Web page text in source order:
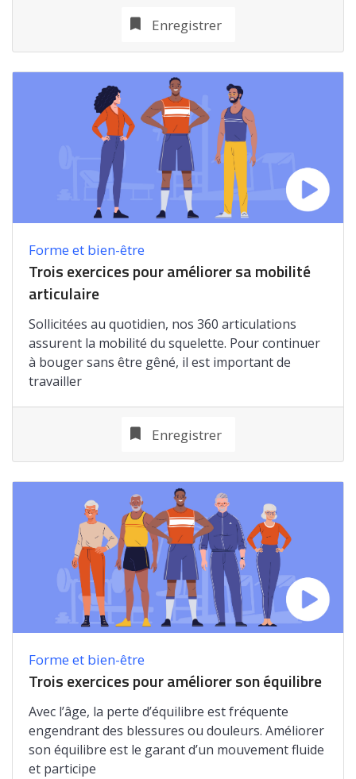
Enregistrer
Forme et bien-être
Trois exercices pour améliorer sa mobilité
articulaire
Sollicitées au quotidien, nos 360 articulations
assurent la mobilité du squelette. Pour continuer
à bouger sans être gêné, il est important de
travailler
Enregistrer
Forme et bien-être
Trois exercices pour améliorer son équilibre
Avec l’âge, la perte d’équilibre est fréquente
engendrant des blessures ou douleurs. Améliorer
son équilibre est le garant d’un mouvement fluide
et participe